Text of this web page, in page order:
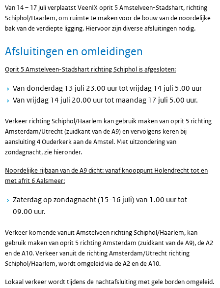
Van 14 – 17 juli verplaatst VeenIX oprit 5 Amstelveen-Stadshart, richting
Schiphol/Haarlem, om ruimte te maken voor de bouw van de noordelijke
bak van de verdiepte ligging. Hiervoor zijn diverse afsluitingen nodig.
Afsluitingen en omleidingen
Oprit 5 Amstelveen-Stadshart richting Schiphol is afgesloten:
Van donderdag 13 juli 23.00 uur tot vrijdag 14 juli 5.00 uur
Van vrijdag 14 juli 20.00 uur tot maandag 17 juli 5.00 uur.
Verkeer richting Schiphol/Haarlem kan gebruik maken van oprit 5 richting
Amsterdam/Utrecht (zuidkant van de A9) en vervolgens keren bij
aansluiting 4 Ouderkerk aan de Amstel. Met uitzondering van
zondagnacht, zie hieronder.
Noordelijke rijbaan van de A9 dicht: vanaf knooppunt Holendrecht tot en
met afrit 6 Aalsmeer:
Zaterdag op zondagnacht (15-16 juli) van 1.00 uur tot
09.00 uur.
Verkeer komende vanuit Amstelveen richting Schiphol/Haarlem, kan
gebruik maken van oprit 5 richting Amsterdam (zuidkant van de A9), de A2
en de A10. Verkeer vanuit de richting Amsterdam/Utrecht richting
Schiphol/Haarlem, wordt omgeleid via de A2 en de A10.
Lokaal verkeer wordt tijdens de nachtafsluiting met gele borden omgeleid.